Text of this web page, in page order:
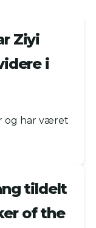
Ziyi
i
og har været
tildelt
of the